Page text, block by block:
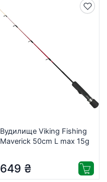
Вудилище Viking Fishing
Maverick 50cm L max 15g
649 ₴